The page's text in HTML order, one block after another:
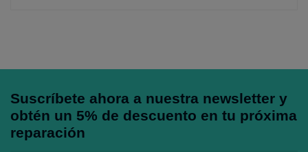
Suscríbete ahora a nuestra newsletter y
obtén un 5% de descuento en tu próxima
reparación